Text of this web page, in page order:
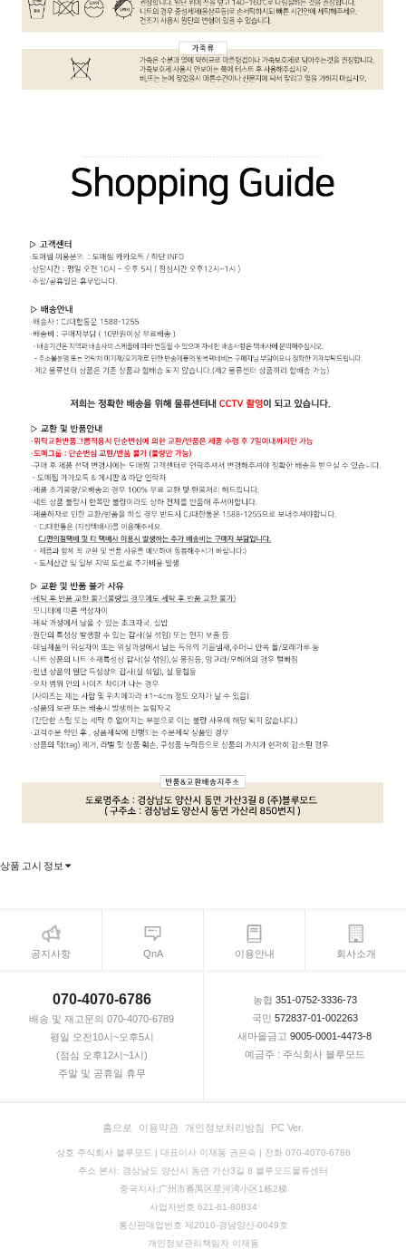
상품 고시 정보
공지사항 QnA 이용안내 회사소개
070-4070-6786
배송 및 재고문의 070-4070-6789
평일 오전10시~오후5시
(점심 오후12시~1시)
주말 및 공휴일 휴무
농협 351-0752-3336-73
국민 572837-01-002263
새마을금고 9005-0001-4473-8
예금주 : 주식회사 블루모드
홈으로 이용약관 개인정보처리방침 PC Ver.
상호 주식회사 블루모드 | 대표이사 이재동 권은숙 | 전화 070-4070-6786
주소 본사: 경상남도 양산시 동면 가산3길 8 블루모드물류센터
중국지사:广州市番禺区星河湾小区1栋2梯
사업자번호 621-81-80834
통신판매업번호 제2010-경남양산-0049호
개인정보관리책임자 이재동